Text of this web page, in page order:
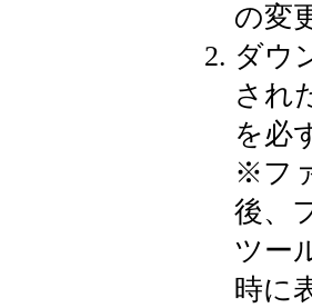
の変
ダウ
され
を必
※フ
後、
ツー
時に